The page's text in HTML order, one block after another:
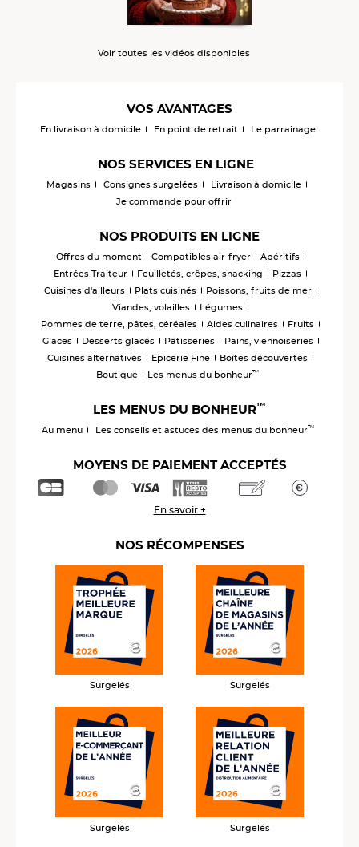
Voir toutes les vidéos disponibles
VOS AVANTAGES
En livraison à domicile En point de retrait Le parrainage
NOS SERVICES EN LIGNE
Magasins Consignes surgelées
Livraison à domicile
Je commande pour offrir
NOS PRODUITS EN LIGNE
Offres du moment Compatibles air-fryer
Apéritifs
Entrées Traiteur
Feuilletés, crêpes, snacking
Pizzas
Cuisines d'ailleurs
Plats cuisinés
Poissons, fruits de mer
Viandes, volailles
Légumes
Pommes de terre, pâtes, céréales
Aides culinaires
Fruits
Glaces
Desserts glacés Pâtisseries
Pains, viennoiseries
Cuisines alternatives
Epicerie Fine
Boîtes découvertes
Boutique
Les menus du bonheur™
LES MENUS DU BONHEUR™
Au menu Les conseils et astuces des menus du bonheur™
MOYENS DE PAIEMENT ACCEPTÉS
En savoir +
NOS RÉCOMPENSES
Surgelés Surgelés
Surgelés Surgelés